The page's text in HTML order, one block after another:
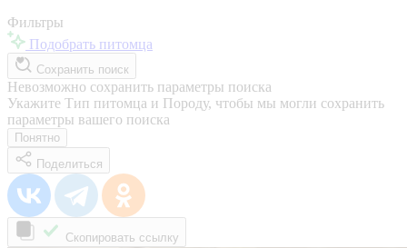
Фильтры
Подобрать питомца
Сохранить поиск
Невозможно сохранить параметры поиска
Укажите Тип питомца и Породу, чтобы мы могли сохранить
параметры вашего поиска
Понятно
Поделиться
Скопировать ссылку